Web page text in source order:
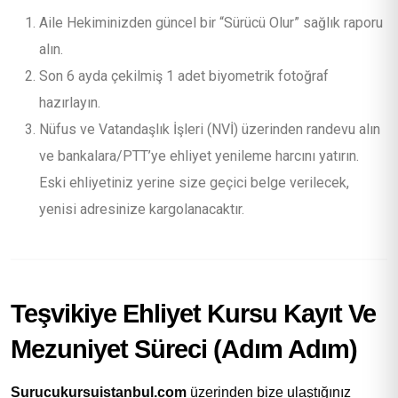
Aile Hekiminizden güncel bir “Sürücü Olur” sağlık raporu
alın.
Son 6 ayda çekilmiş 1 adet biyometrik fotoğraf
hazırlayın.
Nüfus ve Vatandaşlık İşleri (NVİ) üzerinden randevu alın
ve bankalara/PTT’ye ehliyet yenileme harcını yatırın.
Eski ehliyetiniz yerine size geçici belge verilecek,
yenisi adresinize kargolanacaktır.
Teşvikiye Ehliyet Kursu Kayıt Ve
Mezuniyet Süreci (Adım Adım)
Surucukursuistanbul.com üzerinden bize ulaştığınız